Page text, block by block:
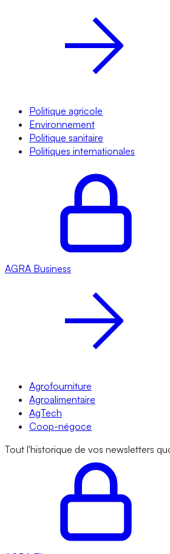
Politique agricole
Environnement
Politique sanitaire
Politiques internationales
AGRA Business
Agrofourniture
Agroalimentaire
AgTech
Coop-négoce
Tout l'historique de vos newsletters